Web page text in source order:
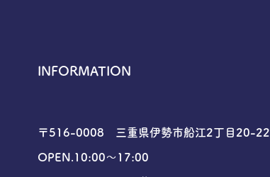
INFORMATION
〒516-0008 三重県伊勢市船江2丁目20-22
OPEN.10:00〜17:00